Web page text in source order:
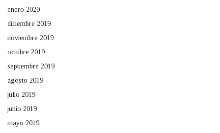
enero 2020
diciembre 2019
noviembre 2019
octubre 2019
septiembre 2019
agosto 2019
julio 2019
junio 2019
mayo 2019